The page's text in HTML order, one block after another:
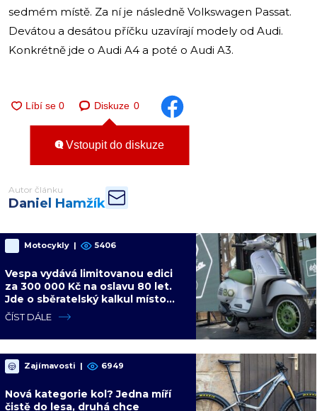
sedmém místě. Za ní je následně Volkswagen Passat.
Devátou a desátou příčku uzavírají modely od Audi.
Konkrétně jde o Audi A4 a poté o Audi A3.
Diskuze 0
Vstoupit do diskuze
Autor článku
Daniel Hamžík
Motocykly | 5406
Vespa vydává limitovanou edici
za 300 000 Kč na oslavu 80 let.
Jde o sběratelský kalkul místo
jízdního upgradu
ČÍST DÁLE
Zajímavosti | 6949
Nová kategorie kol? Jedna míří
čistě do lesa, druhá chce